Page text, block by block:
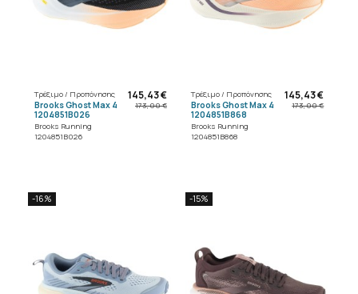
Τρέξιμο / Προπόνησης
Brooks Ghost Max 4
1204851B026
Brooks Running
1204851B026
145,43 €
173,00 €
Τρέξιμο / Προπόνησης
Brooks Ghost Max 4
1204851B868
Brooks Running
1204851B868
145,43 €
173,00 €
-16% -15%